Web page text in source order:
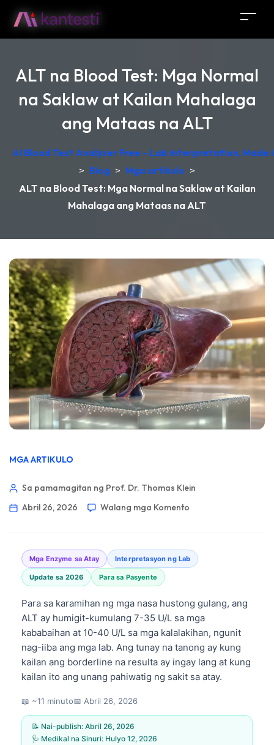
ALT na Blood Test: Mga Normal
na Saklaw at Kailan Mahalaga
ang Mataas na ALT
AI Blood Test Analyzer Free – Lab Interpretation, Made
> Blog > Mga artikulo >
ALT na Blood Test: Mga Normal na Saklaw at Kailan
Mahalaga ang Mataas na ALT
MGA ARTIKULO
Sa pamamagitan ng Prof. Dr. Thomas Klein
Abril 26, 2026
Walang mga Komento
Mga Enzyme sa Atay Interpretasyon ng Lab
Update sa 2026 Para sa Pasyente
Para sa karamihan ng mga nasa hustong gulang, ang
ALT ay humigit-kumulang 7-35 U/L sa mga
kababaihan at 10-40 U/L sa mga kalalakihan, ngunit
nag-iiba ang mga lab. Ang tunay na tanong ay kung
kailan ang borderline na resulta ay ingay lang at kung
kailan ito ang unang pahiwatig ng sakit sa atay.
📖 ~11 minuto📅 Abril 26, 2026
📝 Nai-publish: Abril 26, 2026
🩺 Medikal na Sinuri: Hulyo 12, 2026